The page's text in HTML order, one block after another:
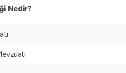
Nedir?